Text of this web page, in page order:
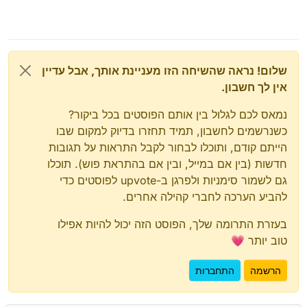
לתפעול ע"י אפליקציה שבאה עם המכשיר שקוראים
שלום! נראה שהשיחה הזו מעניינת אותך, אבל עדיין
אין לך חשבון.
נמאס לכם לגלול בין אותם הפוסטים בכל ביקור?
כשנרשמים לחשבון, תמיד תחזרו בדיוק למקום שבו
הייתם קודם, ותוכלו לבחור לקבל התראות על תגובות
חדשות (בין אם במייל, ובין אם בהתראת פוש). תוכלו
גם לשמור סימניות ולפרגן ב-upvote לפוסטים כדי
להביע הערכה לחברי קהילה אחרים.
בעזרת התרומה שלך, הפוסט הזה יכול להיות אפילו
טוב יותר 💗
הרשמה התחברות